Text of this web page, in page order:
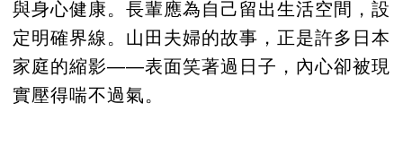
與身心健康。長輩應為自己留出生活空間，設
定明確界線。山田夫婦的故事，正是許多日本
家庭的縮影——表面笑著過日子，內心卻被現
實壓得喘不過氣。